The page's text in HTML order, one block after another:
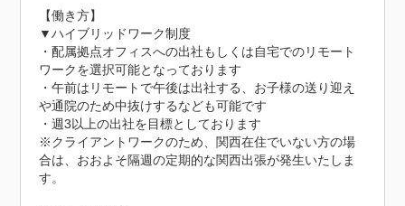
【働き方】
▼ハイブリッドワーク制度
・配属拠点オフィスへの出社もしくは自宅でのリモート
ワークを選択可能となっております
・午前はリモートで午後は出社する、お子様の送り迎え
や通院のため中抜けするなども可能です
・週3以上の出社を目標としております
※クライアントワークのため、関西在住でいない方の場
合は、おおよそ隔週の定期的な関西出張が発生いたしま
す。